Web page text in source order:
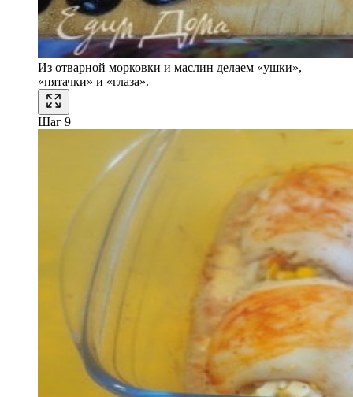
Из отварной морковки и маслин делаем «ушки»,
«пятачки» и «глаза».
Шаг 9